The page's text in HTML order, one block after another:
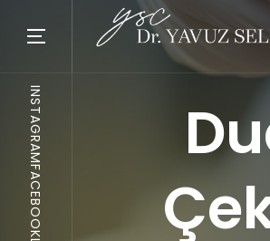
INSTAGRAM
FACEBOOK